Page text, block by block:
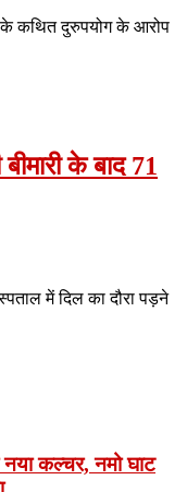
के कथित दुरुपयोग के आरोप
के बाद 71
में दिल का दौरा पड़ने
कल्चर, नमो घाट